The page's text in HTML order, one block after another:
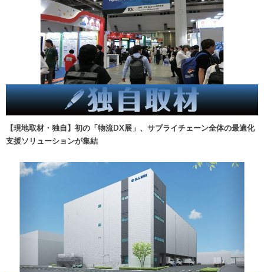
【現地取材・独自】初の「物流DX展」、サプライチェーン全体の最適化
支援ソリューションが集結